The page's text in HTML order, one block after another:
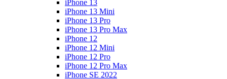
iPhone 13
iPhone 13 Mini
iPhone 13 Pro
iPhone 13 Pro Max
iPhone 12
iPhone 12 Mini
iPhone 12 Pro
iPhone 12 Pro Max
iPhone SE 2022